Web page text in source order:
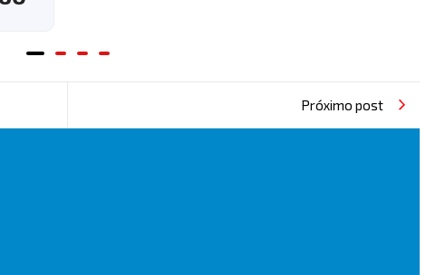
Próximo post